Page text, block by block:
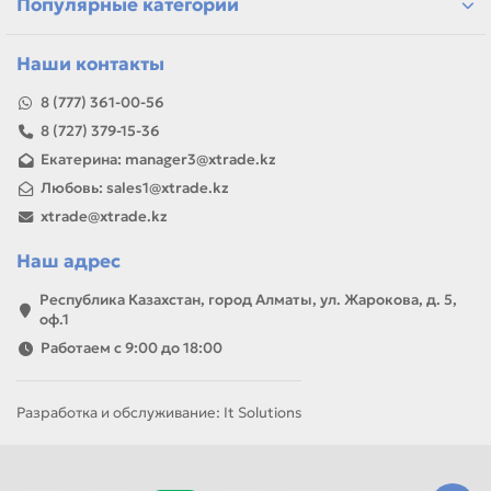
Популярные категории
Наши контакты
8 (777) 361-00-56
8 (727) 379-15-36
Екатерина: manager3@xtrade.kz
Любовь: sales1@xtrade.kz
xtrade@xtrade.kz
Наш адрес
Республика Казахстан, город Алматы, ул. Жарокова, д. 5,
оф.1
Работаем с 9:00 до 18:00
Разработка и обслуживание: It Solutions